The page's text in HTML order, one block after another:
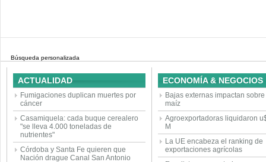
Búsqueda personalizada
ACTUALIDAD
Fumigaciones duplican muertes por
cáncer
Casamiquela: cada buque cerealero
"se lleva 4.000 toneladas de
nutrientes"
Córdoba y Santa Fe quieren que
Nación drague Canal San Antonio
ECONOMÍA & NEGOCIOS
Bajas externas impactan
maíz
Agroexportadoras liquidaron
M
La UE encabeza el ranking de
exportaciones agrícolas